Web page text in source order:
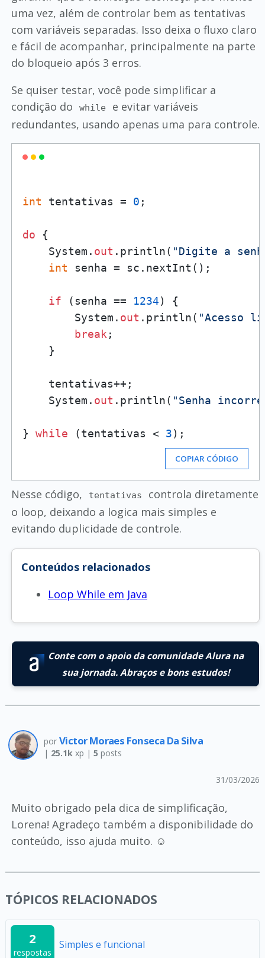
uma vez, além de controlar bem as tentativas
com variáveis separadas. Isso deixa o fluxo claro
e fácil de acompanhar, principalmente na parte
do bloqueio após 3 erros.
Se quiser testar, você pode simplificar a
condição do
while
e evitar variáveis
redundantes, usando apenas uma para controle.
int tentativas = 0 ;
do {
    System.
out .println( "Digite a
int senha = sc.nextInt();
if (senha == 1234) {
        System.
out .println( "Acesso
break ;
    }
    tentativas++;
    System.
out .println( "Senha
} while (tentativas < 3
COPIAR CÓDIGO
Nesse código, tentativas
controla diretamente
o loop, deixando a logica mais simples e
evitando duplicidade de controle.
Conteúdos relacionados
Loop While em Java
Conte com o apoio da comunidade Alura na
sua jornada. Abraços e bons estudos!
por Victor Moraes Fonseca Da Silva
| 25.1kxp | 5 posts
31/03/2026
Muito obrigado pela dica de simplificação,
Lorena! Agradeço também a disponibilidade do
conteúdo, isso ajuda muito. ☺️
TÓPICOS RELACIONADOS
2
respostas
Simples e funcional